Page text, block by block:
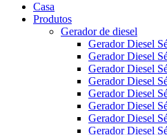
Casa
Produtos
Gerador de diesel
Gerador Diesel
Gerador Diesel
Gerador Diesel
Gerador Diesel
Gerador Diesel
Gerador Diesel
Gerador Diesel
Gerador Diesel